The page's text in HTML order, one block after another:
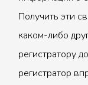
Получить эти
каком-либо
регистратору
регистратор